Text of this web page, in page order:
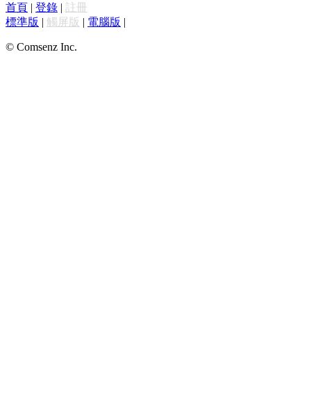
首頁 | 登錄 | 註冊
標準版 | 觸屏版 | 電腦版 |
© Comsenz Inc.